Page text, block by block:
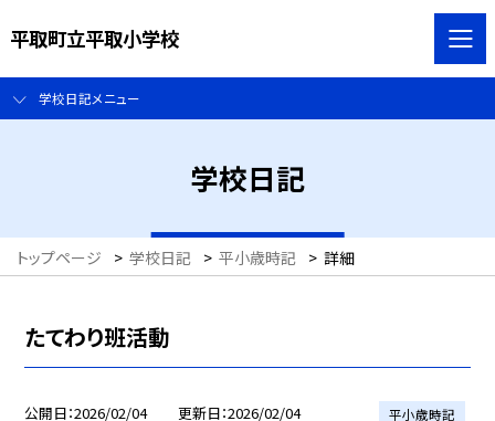
平取町立平取小学校
学校日記メニュー
学校日記
トップページ > 学校日記 > 平小歳時記 > 詳細
たてわり班活動
公開日 2026/02/04 更新日 2026/02/04 平小歳時記